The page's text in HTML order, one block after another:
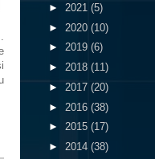
► 2021 (5)
► 2020 (10)
► 2019 (6)
► 2018 (11)
► 2017 (20)
► 2016 (38)
► 2015 (17)
► 2014 (38)